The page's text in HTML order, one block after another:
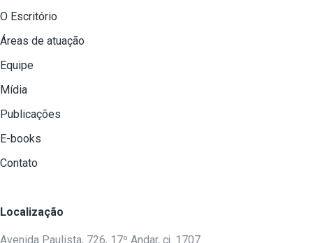
O Escritório
Áreas de atuação
Equipe
Mídia
Publicações
E-books
Contato
Localização
Avenida Paulista, 726, 17º Andar, cj. 1707